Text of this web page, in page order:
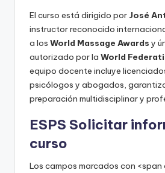
El curso está dirigido por José
instructor reconocido
a los World Massage Awards y
autorizado por la World
equipo docente incluye
psicólogos y abogados,
preparación multidisciplinar y
ESPS Solicitar
curso
Los campos marcados con